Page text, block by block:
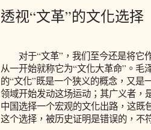
透视“文革”的文化选择
对于“文革”，我们至今还是将它
从一开始就称它为“文化大革命”。毛
的“文化”既是一个狭义的概念，又
领域开始发动这场运动；其广义者，
中国选择一个宏观的文化出路，这既
这个选择，被历史证明是错误的，不